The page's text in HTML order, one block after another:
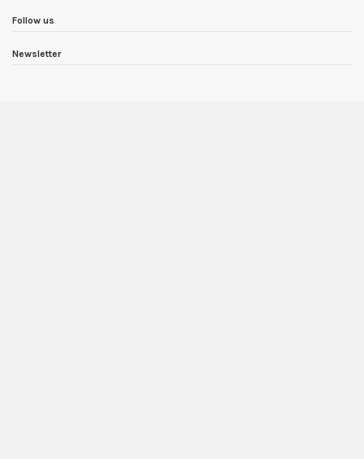
Follow us
Newsletter